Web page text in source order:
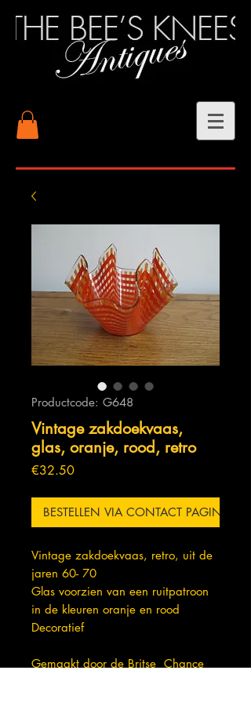
Productcode: G648
Vintage zakdoekvaas,
glas, oranje, rood, retro
€32.50Prijs
BESTELLEN VIA CONTACT PAGINA
Vintage zakdoekvaas, retro, uit de
jaren 60- 70
Glas voorzien van een ruitpatroon
in de kleuren oranje en rood
Decoratief
Gemaakt door de Britse Chance